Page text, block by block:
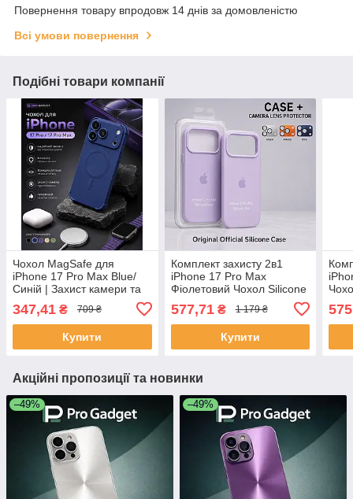
Повернення товару впродовж 14 днів за домовленістю
Всі умови повернення
Подібні товари компанії
Чохол MagSafe для
iPhone 17 Pro Max Blue/
Синій | Захист камери та
Premium Case
347,41 ₴ 709 ₴
Купити
Комплект захисту 2в1
iPhone 17 Pro Max
Фіолетовий Чохол Silicone
Case + Metal Armor захист
камери для з лінзами
White
577,71₴ 1 179 ₴
Купити
для
Акційні пропозиції та новинки
–49% –49%